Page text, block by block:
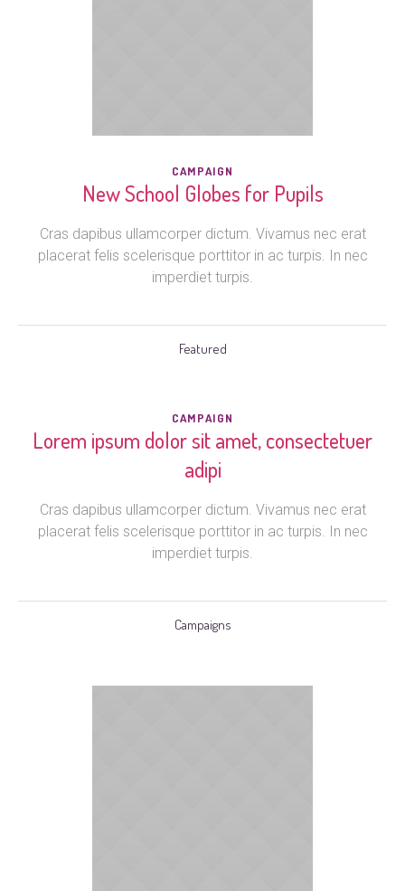
CAMPAIGN
New School Globes for Pupils
Cras dapibus ullamcorper dictum. Vivamus nec erat
placerat felis scelerisque porttitor in ac turpis. In nec
imperdiet turpis.
Featured
CAMPAIGN
Lorem ipsum dolor sit amet, consectetuer
adipi
Cras dapibus ullamcorper dictum. Vivamus nec erat
placerat felis scelerisque porttitor in ac turpis. In nec
imperdiet turpis.
Campaigns